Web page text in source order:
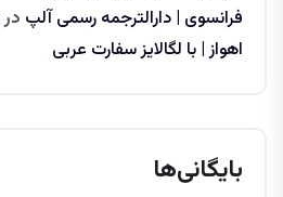
فرانسوی | دارالترجمه رسمی آلپ در
اهواز | با لگالایز سفارت عربی
بایگانی‌ها